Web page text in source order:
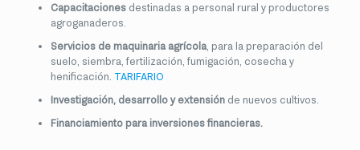
Capacitaciones destinadas a personal rural y productores
agroganaderos.
Servicios de maquinaria agrícola , para la preparación del
suelo, siembra, fertilización, fumigación, cosecha y
henificación. TARIFARIO
Investigación, desarrollo y extensión de nuevos cultivos.
Financiamiento para inversiones financieras.